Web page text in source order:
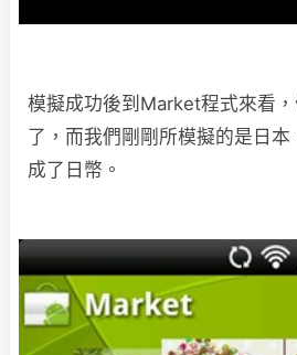
模擬成功後到Market程式來看
了，而我們剛剛所模擬的是日
成了日幣。